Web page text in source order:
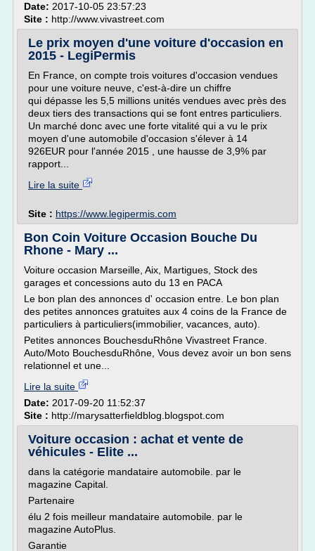
Date: 2017-10-05 23:57:23
Site : http://www.vivastreet.com
Le prix moyen d'une voiture d'occasion en
2015 - LegiPermis
En France, on compte trois voitures d'occasion vendues
pour une voiture neuve, c'est-à-dire un chiffre
qui dépasse les 5,5 millions unités vendues avec près des
deux tiers des transactions qui se font entres particuliers.
Un marché donc avec une forte vitalité qui a vu le prix
moyen d'une automobile d'occasion s'élever à 14
926EUR pour l'année 2015 , une hausse de 3,9% par
rapport...
Lire la suite
Site : https://www.legipermis.com
Bon Coin Voiture Occasion Bouche Du
Rhone - Mary ...
Voiture occasion Marseille, Aix, Martigues, Stock des
garages et concessions auto du 13 en PACA
Le bon plan des annonces d' occasion entre. Le bon plan
des petites annonces gratuites aux 4 coins de la France de
particuliers à particuliers(immobilier, vacances, auto).
Petites annonces BouchesduRhône Vivastreet France.
Auto/Moto BouchesduRhône, Vous devez avoir un bon sens
relationnel et une...
Lire la suite
Date: 2017-09-20 11:52:37
Site : http://marysatterfieldblog.blogspot.com
Voiture occasion : achat et vente de
véhicules - Elite ...
dans la catégorie mandataire automobile. par le
magazine Capital.
Partenaire
élu 2 fois meilleur mandataire automobile. par le
magazine AutoPlus.
Garantie